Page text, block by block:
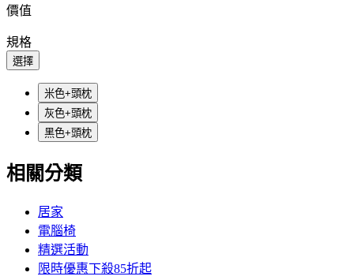
價值
規格
選擇
米色+頭枕
灰色+頭枕
黑色+頭枕
相關分類
居家
電腦椅
精選活動
限時優惠下殺85折起